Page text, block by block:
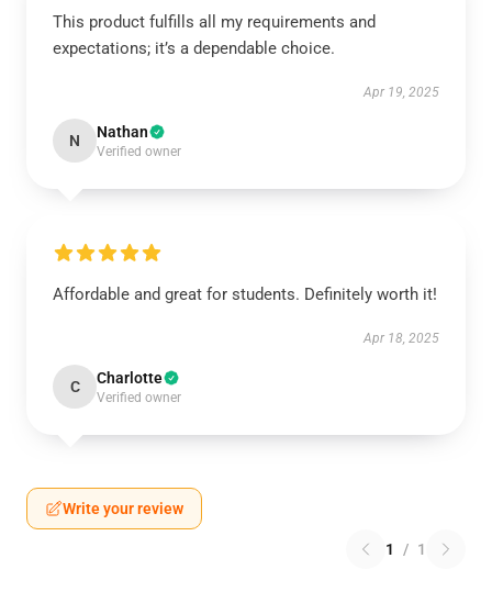
This product fulfills all my requirements and
expectations; it’s a dependable choice.
Apr 19, 2025
N Nathan
Verified owner
Affordable and great for students. Definitely worth it!
Apr 18, 2025
C Charlotte
Verified owner
Write your review
1 / 1